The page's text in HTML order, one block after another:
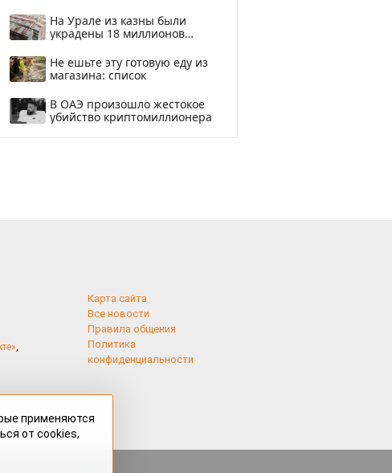
На Урале из казны были
украдены 18 миллионов
Не ешьте эту готовую еду из
магазина: список
В ОАЭ произошло жестокое
убийство криптомиллионера
,
Карта сайта
Все новости
Правила общения
Политика
конфиденциальности
применяются
от cookies,